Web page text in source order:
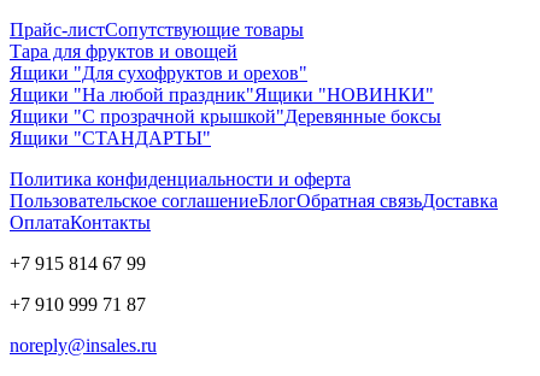
Прайс-листСопутствующие товары
Тара для фруктов и овощей
Ящики "Для сухофруктов и орехов"
Ящики "На любой праздник"Ящики "НОВИНКИ"
Ящики "С прозрачной крышкой"Деревянные боксы
Ящики "СТАНДАРТЫ"
Политика конфиденциальности и оферта
Пользовательское соглашениеБлогОбратная связьДоставка
ОплатаКонтакты
+7 915 814 67 99
+7 910 999 71 87
noreply@insales.ru